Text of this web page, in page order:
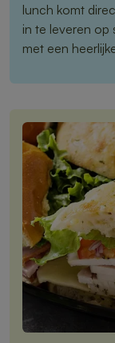
lunch komt
in te leveren op
met een